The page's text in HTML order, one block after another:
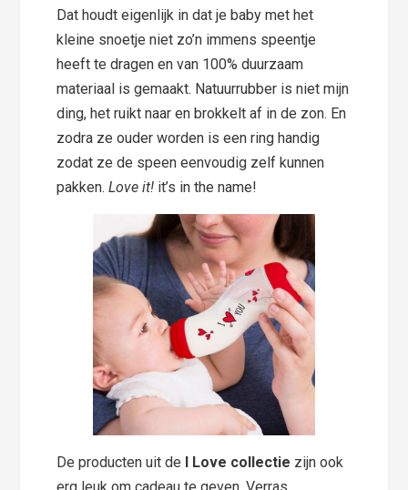
Dat houdt eigenlijk in dat je baby met het
kleine snoetje niet zo’n immens speentje
heeft te dragen en van 100% duurzaam
materiaal is gemaakt. Natuurrubber is niet mijn
ding, het ruikt naar en brokkelt af in de zon. En
zodra ze ouder worden is een ring handig
zodat ze de speen eenvoudig zelf kunnen
pakken.Love it! it’s in the name!
De producten uit de I Love collectie zijn ook